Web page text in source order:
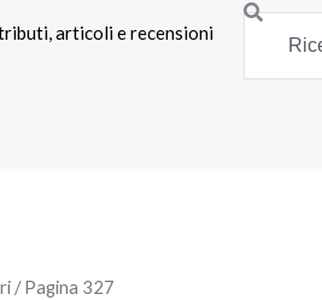
articoli e recensioni Search
/ Pagina 327